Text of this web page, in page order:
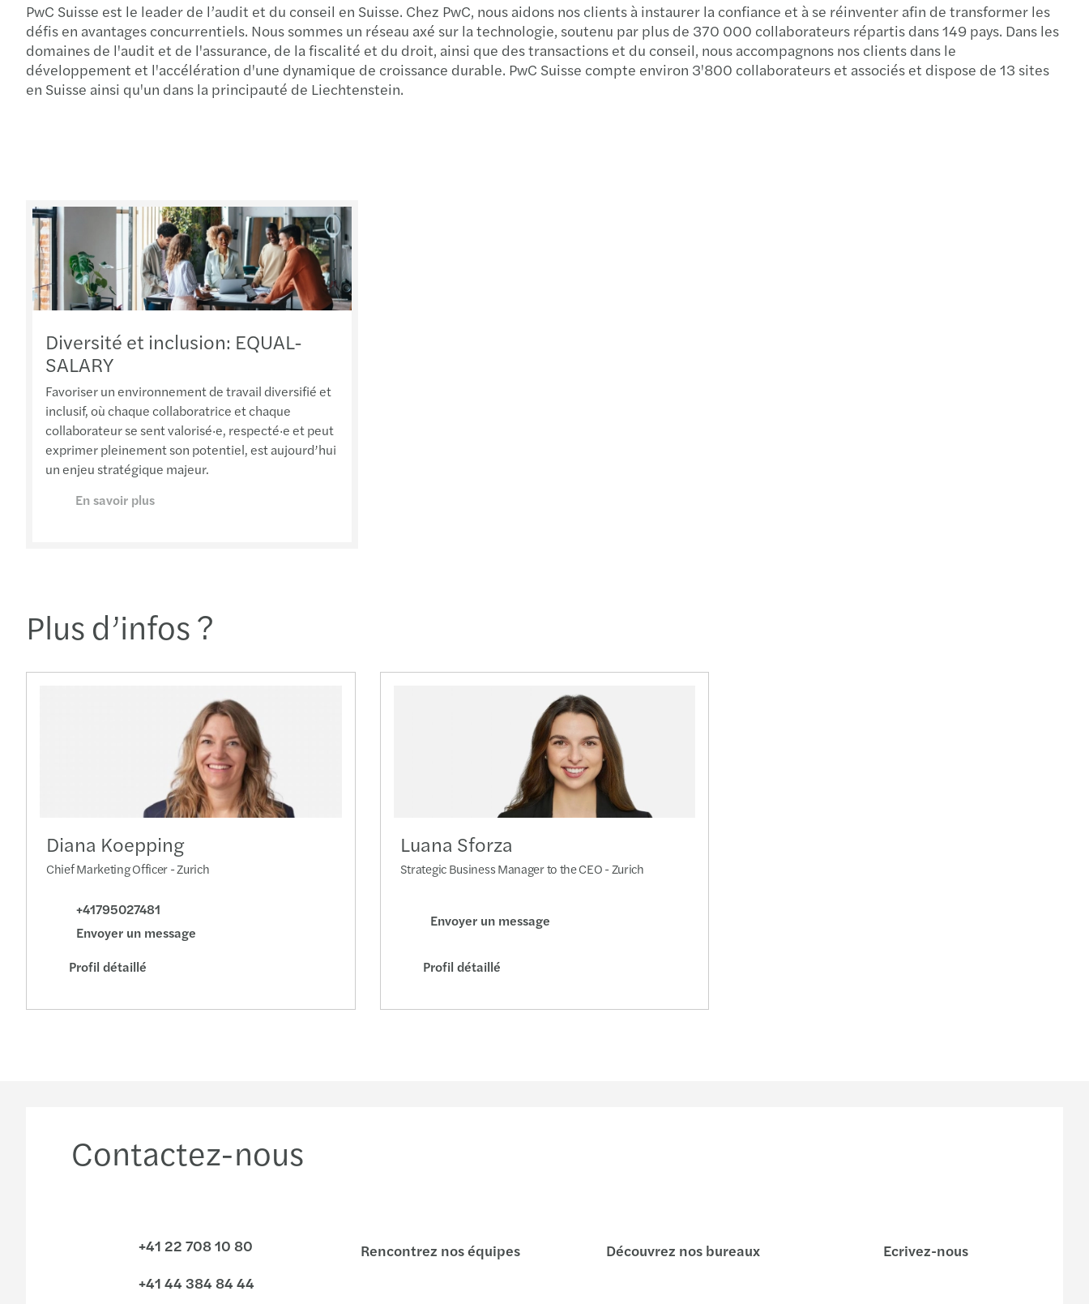
PwC Suisse est le leader de l’audit et du conseil en Suisse. Chez PwC, nous aidons nos clients à instaurer la confiance et à se réinventer afin de transformer les
défis en avantages concurrentiels. Nous sommes un réseau axé sur la technologie, soutenu par plus de 370 000 collaborateurs répartis dans 149 pays. Dans les
domaines de l'audit et de l'assurance, de la fiscalité et du droit, ainsi que des transactions et du conseil, nous accompagnons nos clients dans le
développement et l'accélération d'une dynamique de croissance durable. PwC Suisse compte environ 3'800 collaborateurs et associés et dispose de 13 sites
en Suisse ainsi qu'un dans la principauté de Liechtenstein.
Diversité et inclusion: EQUAL-
SALARY
Favoriser un environnement de travail diversifié et
inclusif, où chaque collaboratrice et chaque
collaborateur se sent valorisé·e, respecté·e et peut
exprimer pleinement son potentiel, est aujourd’hui
un enjeu stratégique majeur.
En savoir plus
Plus d’infos ?
Diana Koepping
Chief Marketing Officer - Zurich
+41795027481
Envoyer un message
Profil détaillé
Luana Sforza
Strategic Business Manager to the CEO - Zurich
Envoyer un message
Profil détaillé
Contactez-nous
+41 22 708 10 80
+41 44 384 84 44
Rencontrez nos équipes Découvrez nos bureaux Ecrivez-nous